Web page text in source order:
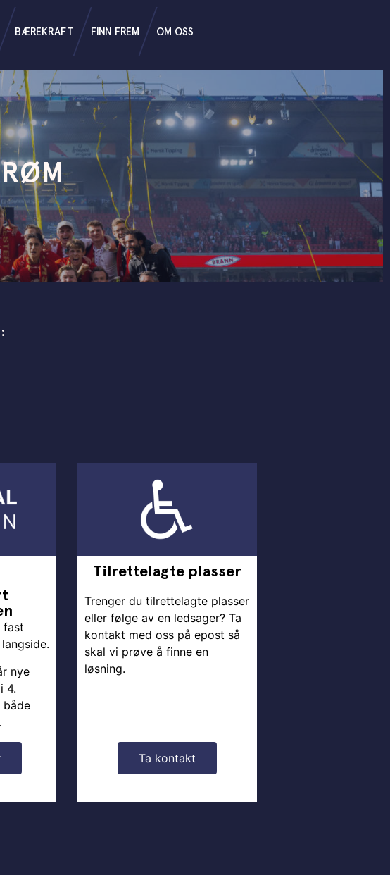
BÆREKRAFT FINN FREM OM OSS
fast
nye
4.
både
Tilrettelagte plasser
Trenger du tilrettelagte plasser
eller følge av en ledsager? Ta
kontakt med oss på epost så
skal vi prøve å finne en
løsning.
Ta kontakt